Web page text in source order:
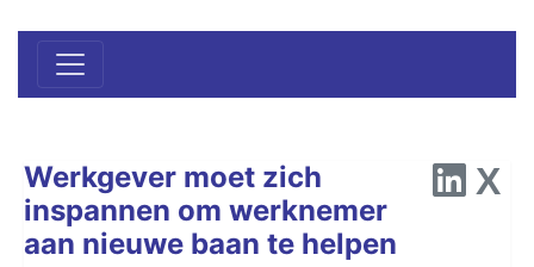
Werkgever moet zich
inspannen om werknemer
aan nieuwe baan te helpen